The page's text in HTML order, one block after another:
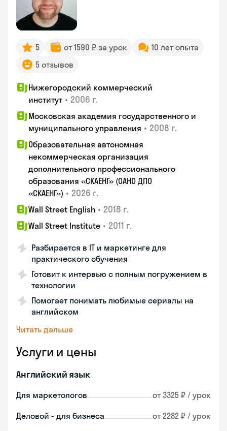
5 от 1590 ₽ за урок
10 лет опыта
5 отзывов
Нижегородский коммерческий
институт • 2006 г.
Московская академия государственного и
муниципального управления • 2008 г.
Образовательная автономная
некоммерческая организация
дополнительного профессионального
образования «СКАЕНГ» (ОАНО ДПО
«СКАЕНГ») • 2026 г.
Wall Street English • 2018 г.
Wall Street Institute • 2011 г.
Разбирается в IT и маркетинге для
практического обучения
Готовит к интервью с полным погружением в
технологии
Помогает понимать любимые сериалы на
английском
Читать дальше
Услуги и цены
Английский язык
Для маркетологов от 3325 ₽ / урок
Деловой - для бизнеса от 2282 ₽ / урок